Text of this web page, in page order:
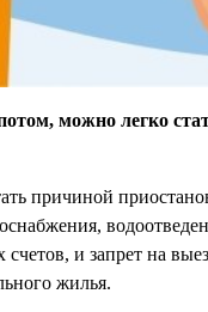
можно легко
причиной
и запрет на
жилья.